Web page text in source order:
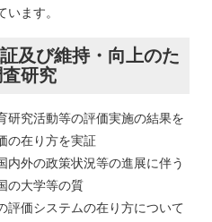
ます。
及び維持・向上のた
研究
研究活動等の評価実施の結果を
の在り方を実証
内外の政策状況等の進展に伴う
の大学等の質
評価システムの在り方について